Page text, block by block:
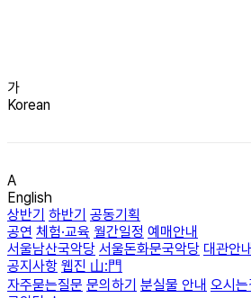
가
Korean
A
English
상반기 하반기 공동기획
공연 체험·교육 월간일정 예매안내
서울남산국악당 서울돈화문국악당 대관안내
공지사항 웹진 山:門
자주묻는질문 문의하기 분실물 안내 오시는